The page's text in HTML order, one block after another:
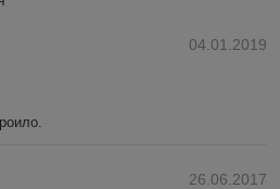
04.01.2019
26.06.2017